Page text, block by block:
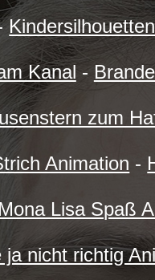
Kindersilhouetten
Kanal -
zum
Animation -
Mona Lisa Spaß
ja nicht richtig